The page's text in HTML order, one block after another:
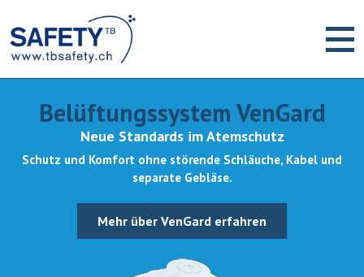
Belüftungssystem VenGard
Neue Standards im Atemschutz
Schutz und Komfort ohne störende Schläuche, Kabel und
separate Gebläse.
Mehr über VenGard erfahren